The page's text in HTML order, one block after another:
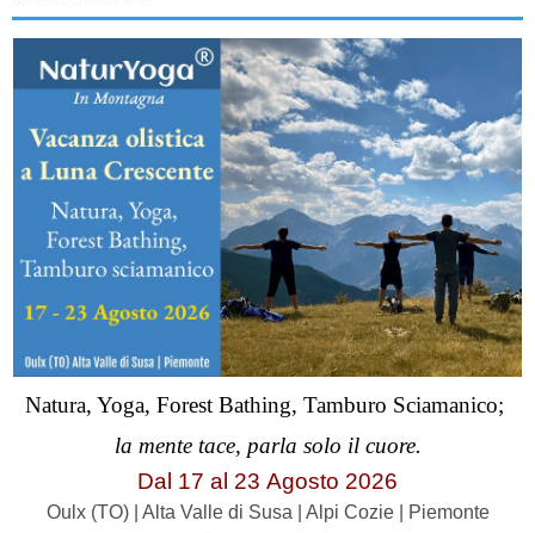
Natura, Yoga, Forest Bathing, Tamburo Sciamanico;
la mente tace, parla solo il cuore.
Dal 17 al 23 Agosto 2026
Oulx (TO) | Alta Valle di Susa | Alpi Cozie | Piemonte